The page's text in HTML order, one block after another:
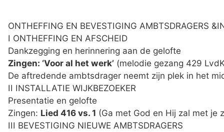
ONTHEFFING EN BEVESTIGING AMBTSDRAGERS
I ONTHEFFING
Dankzegging en
Zingen: ‘Voor al het werk’ (melodie gezang 429
De aftredende ambtsdrager neemt zijn plek in het
II INSTALLATIE
Zingen: Lied 416 vs. 1 (Ga met God en Hij zal met je
III BEVESTIGING